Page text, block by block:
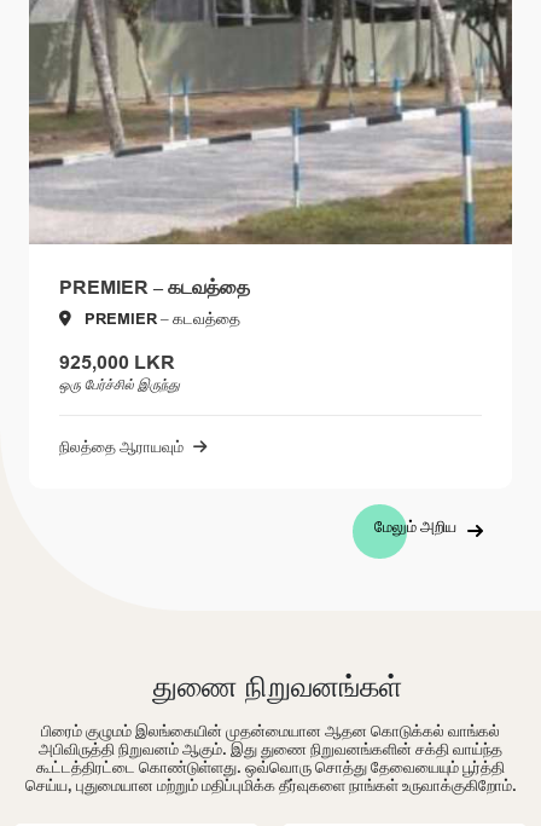
PREMIER – கடவத்தை
PREMIER – கடவத்தை
925,000 LKR
ஒரு பேர்ச்சில் இருந்து
நிலத்தை ஆராயவும்
மேலும் அறிய
துணை நிறுவனங்கள்
பிரைம் குழுமம் இலங்கையின் முதன்மையான ஆதன கொடுக்கல் வாங்கல்
அபிவிருத்தி நிறுவனம் ஆகும். இது துணை நிறுவனங்களின் சக்தி வாய்ந்த
கூட்டத்திரட்டை கொண்டுள்ளது. ஒவ்வொரு சொத்து தேவையையும் பூர்த்தி
செய்ய, புதுமையான மற்றும் மதிப்புமிக்க தீர்வுகளை நாங்கள் உருவாக்குகிறோம்.